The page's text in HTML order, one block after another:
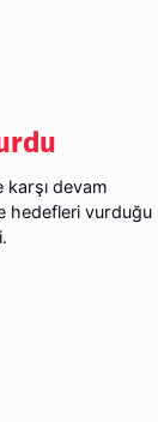
karşı devam
hedefleri vurduğu